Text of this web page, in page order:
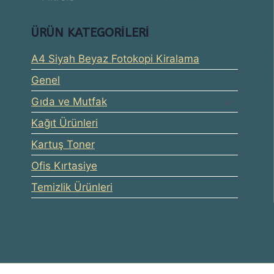
ÜRÜN KATEGORILERI
A4 Siyah Beyaz Fotokopi Kiralama
Genel
Gıda ve Mutfak
Kağıt Ürünleri
Kartuş Toner
Ofis Kırtasiye
Temizlik Ürünleri